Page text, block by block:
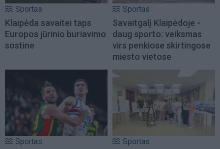
Sportas
Klaipėda savaitei taps
Europos jūrinio buriavimo
sostine
Sportas
Savaitgalį Klaipėdoje -
daug sporto: veiksmas
virs penkiose skirtingose
miesto vietose
Sportas Sportas